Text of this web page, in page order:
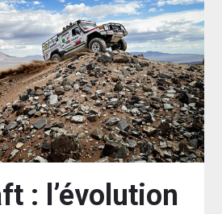
: l’évolution